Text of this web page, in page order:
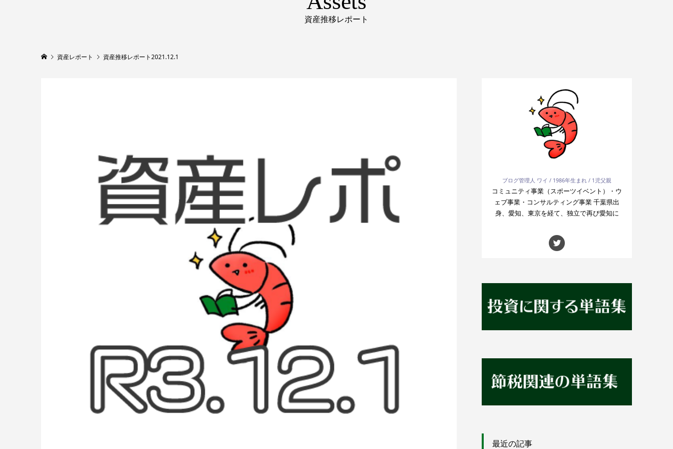
資産推移レポート
資産レポート 資産推移レポート2021.12.1
ブログ管理人 ワイ / 1986年生まれ / 1児父親
コミュニティ事業（スポーツイベント）・ウ
ェブ事業・コンサルティング事業 千葉県出
身、愛知、東京を経て、独立で再び愛知に
最近の記事